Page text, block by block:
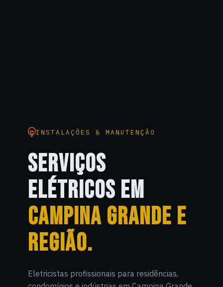
INSTALAÇÕES & MANUTENÇÃO
SERVIÇOS
ELÉTRICOS EM
CAMPINA GRANDE E
REGIÃO.
Eletricistas profissionais para residências,